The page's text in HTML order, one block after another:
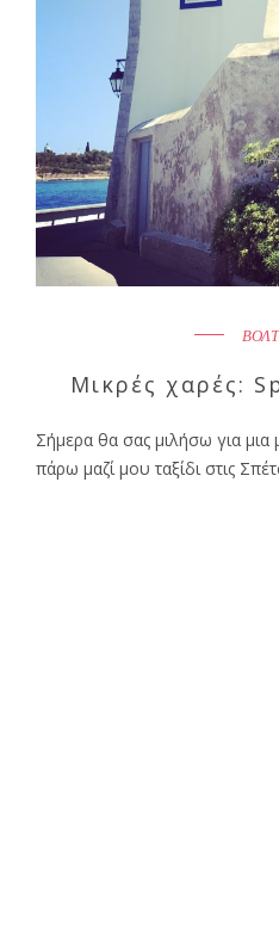
Μικρές χαρές:
Σήμερα θα σας μιλήσω για μια
πάρω μαζί μου ταξίδι στις